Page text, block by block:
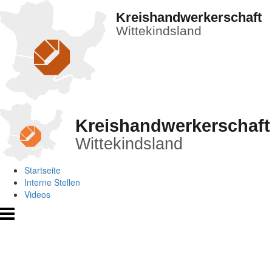
Kreishandwerkerschaft
Wittekindsland
Kreishandwerkerschaft
Wittekindsland
Startseite
Interne Stellen
Videos